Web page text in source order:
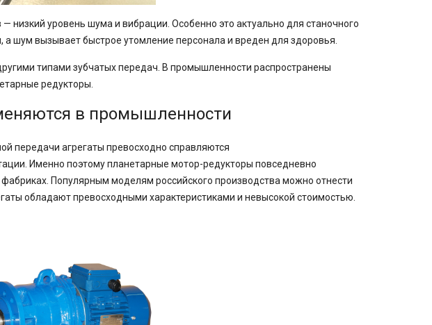
низкий уровень шума и вибрации. Особенно это актуально для станочного
шум вызывает быстрое утомление персонала и вреден для здоровья.
типами зубчатых передач. В промышленности распространены
редукторы.
в промышленности
передачи агрегаты превосходно справляются
Именно поэтому планетарные мотор-редукторы повседневно
Популярным моделям российского производства можно отнести
обладают превосходными характеристиками и невысокой стоимостью.